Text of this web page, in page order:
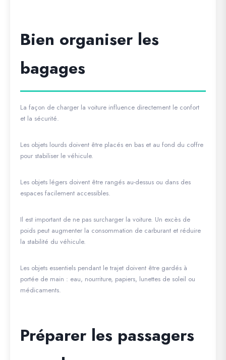
Bien organiser les
bagages
La façon de charger la voiture influence directement le confort
et la sécurité.
Les objets lourds doivent être placés en bas et au fond du coffre
pour stabiliser le véhicule.
Les objets légers doivent être rangés au-dessus ou dans des
espaces facilement accessibles.
Il est important de ne pas surcharger la voiture. Un excès de
poids peut augmenter la consommation de carburant et réduire
la stabilité du véhicule.
Les objets essentiels pendant le trajet doivent être gardés à
portée de main : eau, nourriture, papiers, lunettes de soleil ou
médicaments.
Préparer les passagers